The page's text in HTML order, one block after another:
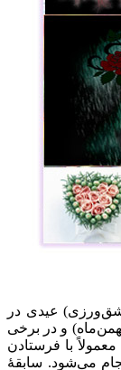
عیدی در
۱۴ فوریه (۲۵ بهمن‌ماه و بعضی سال‌ها ۲۶ بهمن‌ماه) و در برخی
با فرستادن
می‌شود. سابقهٔ